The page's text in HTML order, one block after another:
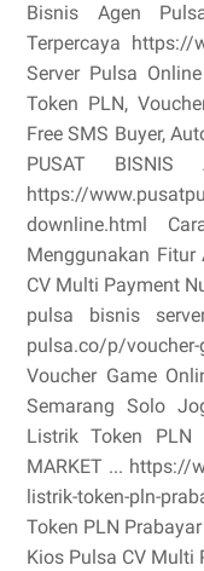
Bisnis Agen
Terpercaya https://
Server Pulsa
Token PLN,
Free SMS Buyer,
PUSAT BISNIS
https://
downline.html
Menggunakan Fitur
CV Multi Payment
pulsa bisnis
pulsa.co/p/
Voucher Game
Semarang Solo
Listrik Token PLN
MARKET ... https://
listrik-token-pln-
Token PLN
Kios Pulsa CV Multi